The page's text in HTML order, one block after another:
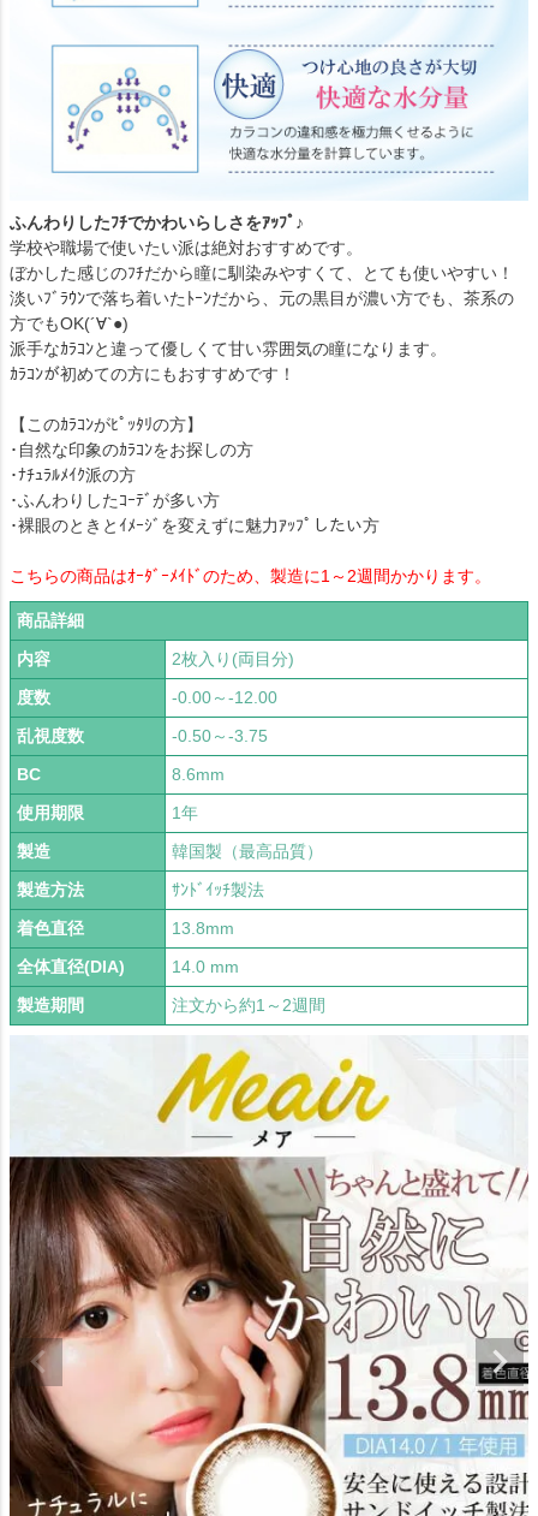
ふんわりしたﾌﾁでかわいらしさをｱｯﾌﾟ♪
学校や職場で使いたい派は絶対おすすめです。
ぼかした感じのﾌﾁだから瞳に馴染みやすくて、とても使いやすい！
淡いﾌﾞﾗｳﾝで落ち着いたﾄｰﾝだから、元の黒目が濃い方でも、茶系の
方でもOK(´∀`●)
派手なｶﾗｺﾝと違って優しくて甘い雰囲気の瞳になります。
ｶﾗｺﾝが初めての方にもおすすめです！
【このｶﾗｺﾝがﾋﾟｯﾀﾘの方】
･自然な印象のｶﾗｺﾝをお探しの方
･ﾅﾁｭﾗﾙﾒｲｸ派の方
･ふんわりしたｺｰﾃﾞが多い方
･裸眼のときとｲﾒｰｼﾞを変えずに魅力ｱｯﾌﾟしたい方
こちらの商品はｵｰﾀﾞｰﾒｲﾄﾞのため、製造に1～2週間かかります。
商品詳細
内容
2枚入り(両目分)
度数
-0.00～-12.00
乱視度数
-0.50～-3.75
BC
8.6mm
使用期限
1年
製造
韓国製（最高品質）
製造方法
ｻﾝﾄﾞｲｯﾁ製法
着色直径
13.8mm
全体直径(DIA)
14.0 mm
製造期間
注文から約1～2週間